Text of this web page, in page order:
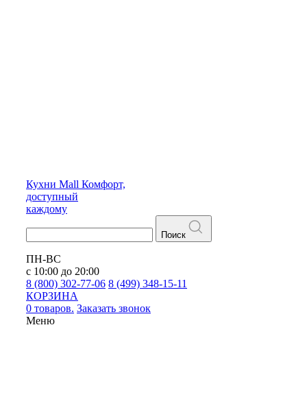
Кухни Mall Комфорт,
доступный
каждому
Поиск
ПН-ВС
с 10:00 до 20:00
8 (800) 302-77-06 8 (499) 348-15-11
КОРЗИНА
0 товаров. Заказать звонок
Меню